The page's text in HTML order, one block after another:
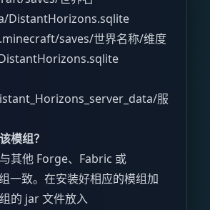
DistantHorizons.sqlite
saves/世界名称/维度
服
模组？
其他 Forge、Fabric 或
一致。在安装好相应的模组加
的 jar 文件放入